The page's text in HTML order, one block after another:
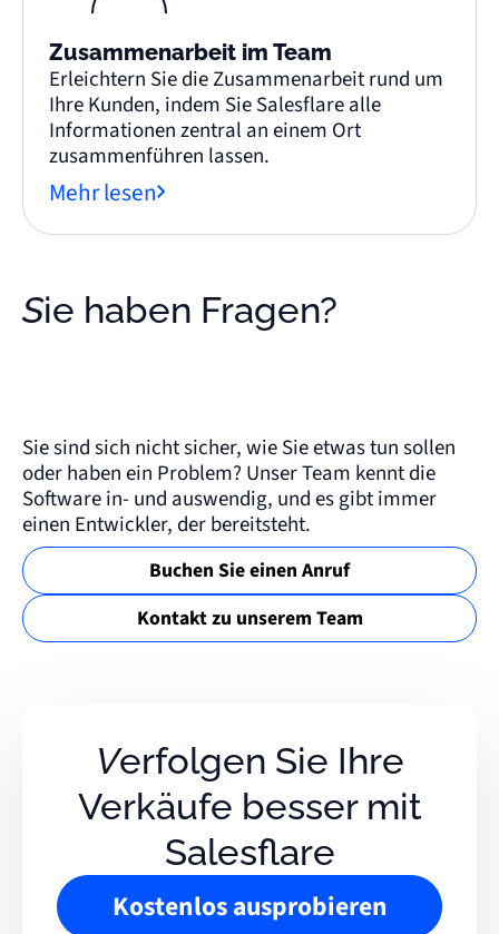
Zusammenarbeit im Team
Erleichtern Sie die Zusammenarbeit rund um
Ihre Kunden, indem Sie Salesflare alle
Informationen zentral an einem Ort
zusammenführen lassen.
Mehr lesen
Sie haben Fragen?
Sie sind sich nicht sicher, wie Sie etwas tun sollen
oder haben ein Problem? Unser Team kennt die
Software in- und auswendig, und es gibt immer
einen Entwickler, der bereitsteht.
Buchen Sie einen Anruf
Kontakt zu unserem Team
Verfolgen Sie Ihre
Verkäufe besser mit
Salesflare
Kostenlos ausprobieren